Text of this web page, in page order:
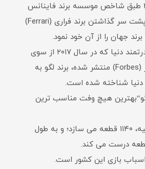
این برند در سال ۲۰۱۵ طبق شاخص موسسه برند فاینانس
(Brand Finance)، با پشت سر گذاشتن برند فراری (Ferrari)
جهان را از آن خود نمود.
در ۲ لیست ۱۰ برند قدرتمند دنیا که در سال ۲۰۱۷ از سوی
برند فاینانس و فوربز (Forbes) منتشر شده، برند لگو به
دنیا شناخته شده است.
هیچ وفت مناسب ترین
شرکت لگو، در هر ثانیه، ۱۱۴۰ قطعه می سازد؛ و به طول
اسباب بازی این کشور است.